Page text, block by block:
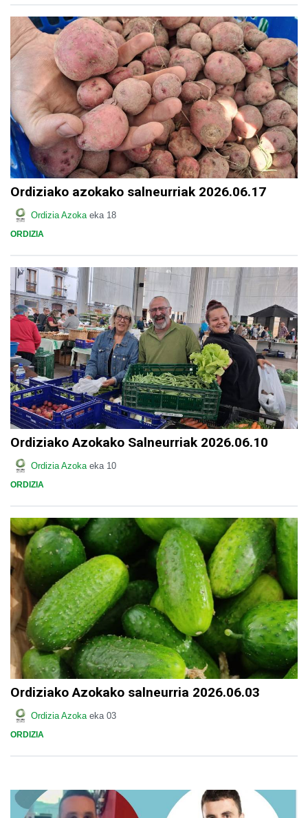
Ordiziako azokako salneurriak 2026.06.17
Ordizia Azoka eka 18
ORDIZIA
Ordiziako Azokako Salneurriak 2026.06.10
Ordizia Azoka eka 10
ORDIZIA
Ordiziako Azokako salneurria 2026.06.03
Ordizia Azoka eka 03
ORDIZIA